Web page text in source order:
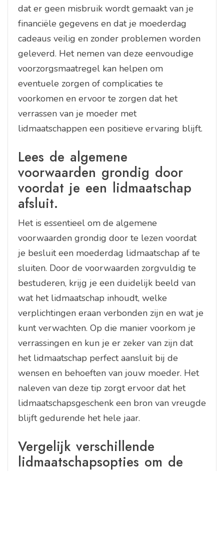
dat er geen misbruik wordt gemaakt van je
financiële gegevens en dat je moederdag
cadeaus veilig en zonder problemen worden
geleverd. Het nemen van deze eenvoudige
voorzorgsmaatregel kan helpen om
eventuele zorgen of complicaties te
voorkomen en ervoor te zorgen dat het
verrassen van je moeder met
lidmaatschappen een positieve ervaring blijft.
Lees de algemene
voorwaarden grondig door
voordat je een lidmaatschap
afsluit.
Het is essentieel om de algemene
voorwaarden grondig door te lezen voordat
je besluit een moederdag lidmaatschap af te
sluiten. Door de voorwaarden zorgvuldig te
bestuderen, krijg je een duidelijk beeld van
wat het lidmaatschap inhoudt, welke
verplichtingen eraan verbonden zijn en wat je
kunt verwachten. Op die manier voorkom je
verrassingen en kun je er zeker van zijn dat
het lidmaatschap perfect aansluit bij de
wensen en behoeften van jouw moeder. Het
naleven van deze tip zorgt ervoor dat het
lidmaatschapsgeschenk een bron van vreugde
blijft gedurende het hele jaar.
Vergelijk verschillende
lidmaatschapsopties om de